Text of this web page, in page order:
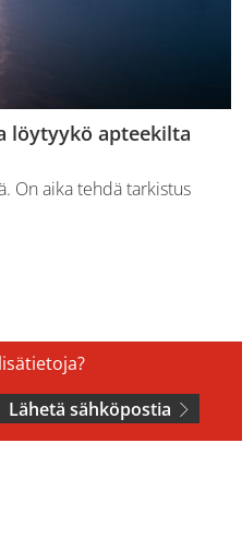
löytyykö apteekilta
On aika tehdä tarkistus
Lähetä sähköpostia